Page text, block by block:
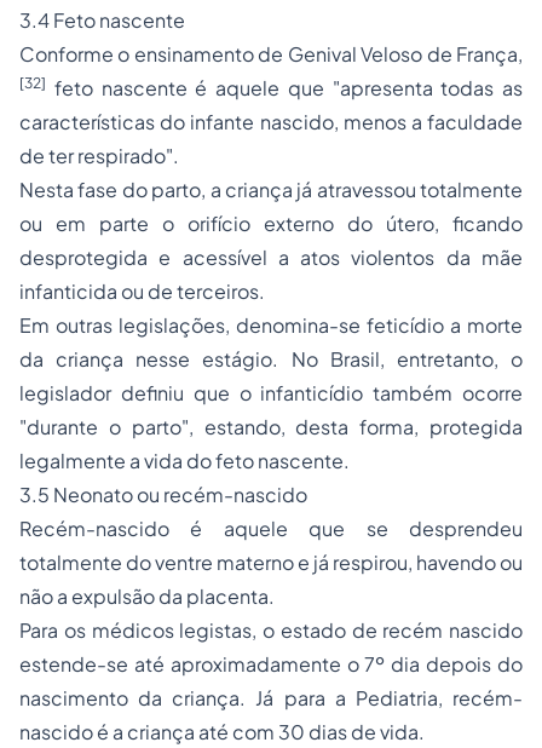
3.4 Feto nascente
Conforme o ensinamento de Genival Veloso de França,
[32] feto nascente é aquele que "apresenta todas as
características do infante nascido, menos a faculdade
de ter respirado".
Nesta fase do parto, a criança já atravessou totalmente
ou em parte o orifício externo do útero, ficando
desprotegida e acessível a atos violentos da mãe
infanticida ou de terceiros.
Em outras legislações, denomina-se feticídio a morte
da criança nesse estágio. No Brasil, entretanto, o
legislador definiu que o infanticídio também ocorre
"durante o parto", estando, desta forma, protegida
legalmente a vida do feto nascente.
3.5 Neonato ou recém-nascido
Recém-nascido é aquele que se desprendeu
totalmente do ventre materno e já respirou, havendo ou
não a expulsão da placenta.
Para os médicos legistas, o estado de recém nascido
estende-se até aproximadamente o 7º dia depois do
nascimento da criança. Já para a Pediatria, recém-
nascido é a criança até com 30 dias de vida.